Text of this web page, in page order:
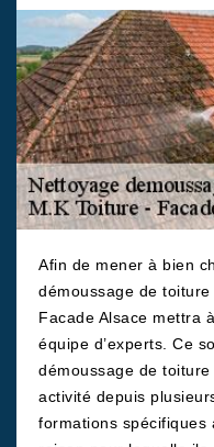
Afin de mener à bien
démoussage de
Facade Alsace mettra
équipe d’experts. Ce
démoussage de
activité depuis
formations spécifiques